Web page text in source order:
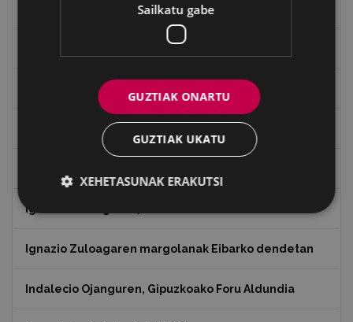
Gerra Zibilaren Interpretazio Zentroa
Gerrako umeak
Ignacio Zuloaga (1870-2020)
Ignazio Zuloagaren margolanak Eibarko dendetan
Indalecio Ojanguren, Gipuzkoako Foru Aldundia
Sailkatu gabe
GUZTIAK ONARTU
GUZTIAK UKATU
XEHETASUNAK ERAKUTSI